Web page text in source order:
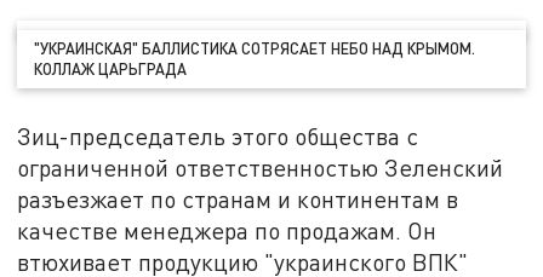
"УКРАИНСКАЯ" БАЛЛИСТИКА СОТРЯСАЕТ НЕБО НАД КРЫМОМ.
КОЛЛАЖ ЦАРЬГРАДА
Зиц-председатель этого общества с
ограниченной ответственностью Зеленский
разъезжает по странам и континентам в
качестве менеджера по продажам. Он
втюхивает продукцию "украинского ВПК"